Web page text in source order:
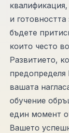
и
бъдете
които често
Развитието,
вашата
обучение
един момент
Вашето